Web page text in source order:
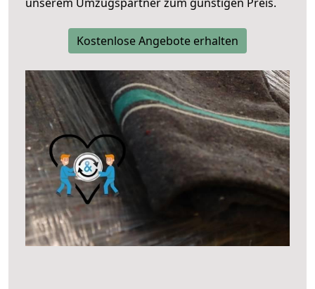
Kostenlose Angebote erhalten